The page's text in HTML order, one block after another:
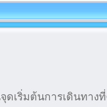
จุดเริ่มต้นการเดินทาง